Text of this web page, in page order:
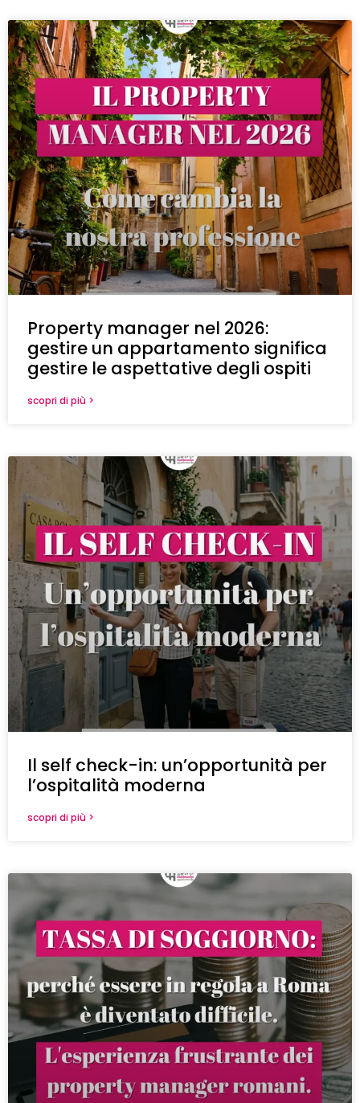
Property manager nel 2026:
gestire un appartamento significa
gestire le aspettative degli ospiti
scopri di più >
Il self check-in: un’opportunità per
l’ospitalità moderna
scopri di più >